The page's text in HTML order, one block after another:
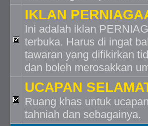
IKLAN
Ini adalah iklan
terbuka. Harus di ingat
tawaran yang difikirkan
dan boleh merosakkan
UCAPAN
Ruang khas untuk
tahniah dan sebagainya.